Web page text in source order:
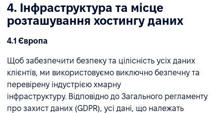
4. Інфраструктура та місце
розташування хостингу даних
4.1 Європа
Щоб забезпечити безпеку та цілісність усіх даних
клієнтів, ми використовуємо виключно безпечну та
перевірену індустрією хмарну
інфраструктуру. Відповідно до Загального регламенту
про захист даних (GDPR), усі дані, що належать